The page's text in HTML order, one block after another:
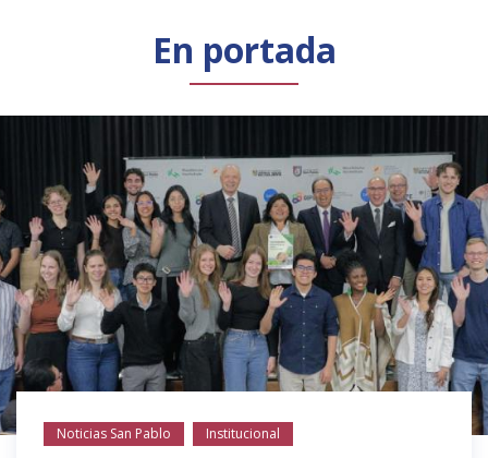
En portada
Noticias San Pablo Institucional